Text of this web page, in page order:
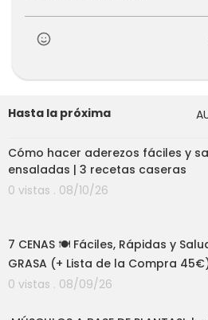
Cebolla picada - 20 g
Sal - al gusto
Perejil - 1 cita
Mayonesa - 2-3 cda
Lechuga - unas hojas
2. BOLITAS DE CARNE
ALSA CURRY
- INGREDIENTES -
Carne picada de Pollo +
Hasta la próxima
Cómo hacer aderezos fáciles y
ensaladas | 3 recetas caseras
0 vistas . 08/10/26
7 CENAS 🍽️ Fáciles, Rápidas y
GRASA (+ Lista de la Compra
0 vistas . 08/09/26